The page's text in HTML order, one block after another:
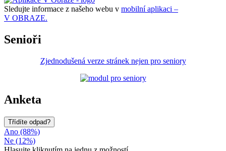
Sledujte informace z našeho webu v mobilní aplikaci –
V OBRAZE.
Senioři
Zjednodušená verze stránek nejen pro seniory
Anketa
Třídíte odpad?
Ano (88%)
Ne (12%)